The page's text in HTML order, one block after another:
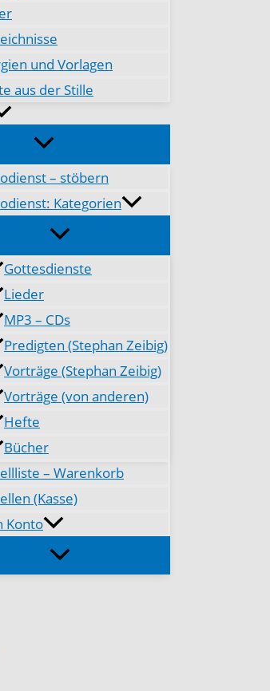
und Vorlagen
aus der Stille
– stöbern
Kategorien
Gottesdienste
Lieder
MP3 – CDs
Predigten (Stephan Zeibig)
Vorträge (Stephan Zeibig)
Vorträge (von anderen)
Hefte
Bücher
– Warenkorb
(Kasse)
Konto